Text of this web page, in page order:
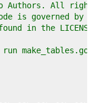
Authors. All
is governed by a
in the
make_tables.go.